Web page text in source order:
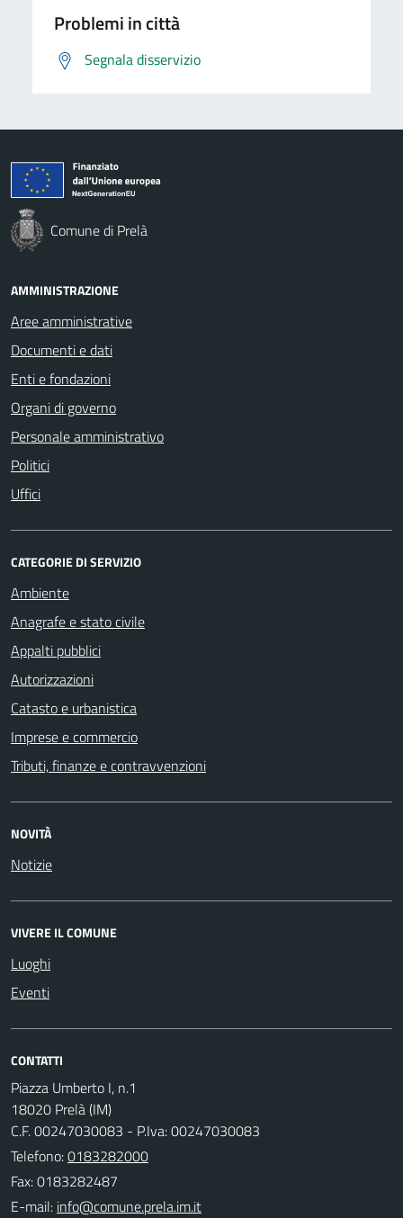
Problemi in città
Segnala disservizio
Comune di Prelà
AMMINISTRAZIONE
Aree amministrative
Documenti e dati
Enti e fondazioni
Organi di governo
Personale amministrativo
Politici
Uffici
CATEGORIE DI SERVIZIO
Ambiente
Anagrafe e stato civile
Appalti pubblici
Autorizzazioni
Catasto e urbanistica
Imprese e commercio
Tributi, finanze e contravvenzioni
NOVITÀ
Notizie
VIVERE IL COMUNE
Luoghi
Eventi
CONTATTI
Piazza Umberto I, n.1
18020 Prelà (IM)
C.F. 00247030083 - P.Iva: 00247030083
Telefono:0183282000
Fax: 0183282487
E-mail: